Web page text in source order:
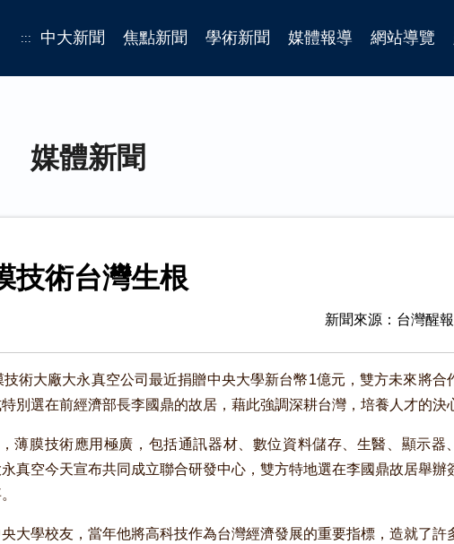
::: 中大新聞 焦點新聞 學術新聞 媒體報導 網站導覽
媒體新聞
術台灣生根
新聞來源：台灣醒報
術大廠大永真空公司最近捐贈中央大學新台幣1億元，雙方未來將合
別選在前經濟部長李國鼎的故居，藉此強調深耕台灣，培養人才的決
膜技術應用極廣，包括通訊器材、數位資料儲存、生醫、顯示器
真空今天宣布共同成立聯合研發中心，雙方特地選在李國鼎故居舉辦
大學校友，當年他將高科技作為台灣經濟發展的重要指標，造就了許